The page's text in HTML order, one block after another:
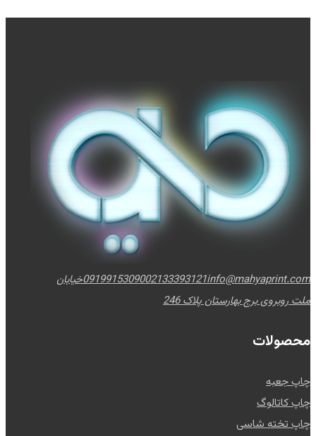
0919915309002133393121info@mahyaprint.com
خیابان
ملت روبروی برج بهارستان پلاک 246
محصولات
چاپ جعبه
چاپ کاتالوگ
چاپ تخته شاسی